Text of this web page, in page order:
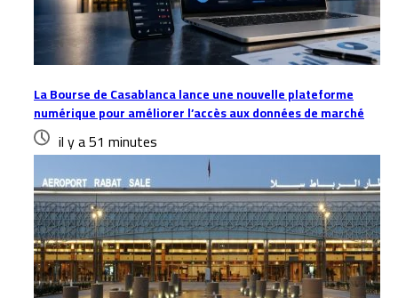
La Bourse de Casablanca lance une nouvelle plateforme
numérique pour améliorer l’accès aux données de marché
il y a 51 minutes